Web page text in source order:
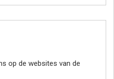
op de websites van de